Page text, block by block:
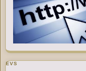
EVS